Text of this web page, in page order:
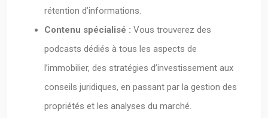
rétention d’informations.
Contenu spécialisé : Vous trouverez des
podcasts dédiés à tous les aspects de
l’immobilier, des stratégies d’investissement aux
conseils juridiques, en passant par la gestion des
propriétés et les analyses du marché.